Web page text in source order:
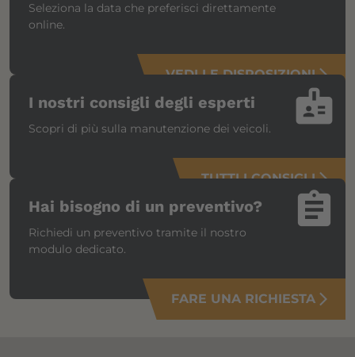
Seleziona la data che preferisci direttamente
online.
VEDI LE DISPOSIZIONIarrow_forward_ios
badge
I nostri consigli degli esperti
Scopri di più sulla manutenzione dei veicoli.
TUTTI I CONSIGLIarrow_forward_ios
assignment
Hai bisogno di un preventivo?
Richiedi un preventivo tramite il nostro
modulo dedicato.
FARE UNA RICHIESTA arrow_forward_ios